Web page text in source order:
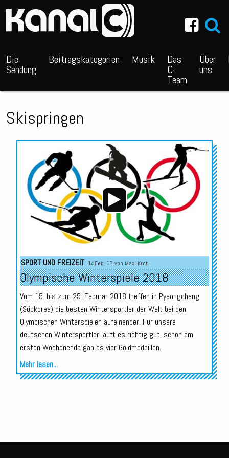
Die
Sendung
Beitragskategorien Musik Das
C-
Team
Über
uns
Skispringen
Audio-
Player
SPORT UND FREIZEIT 14.Feb. 18 von Maxi Kroh
Olympische Winterspiele 2018
Vom 15. bis zum 25. Feburar 2018 treffen in Pyeongchang
(Südkorea) die besten Wintersportler der Welt bei den
Olympischen Winterspielen aufeinander. Für unsere
deutschen Wintersportler läuft es richtig gut, schon am
ersten Wochenende gab es vier Goldmedaillen.
Mehr lesen...